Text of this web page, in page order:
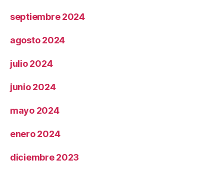
septiembre 2024
agosto 2024
julio 2024
junio 2024
mayo 2024
enero 2024
diciembre 2023